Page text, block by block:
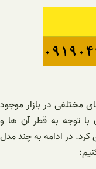
مختلفی در بازار موجود
با توجه به قطر آن ها و
در ادامه به چند مدل